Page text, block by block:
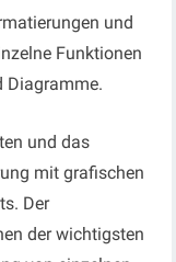
und
Funktionen
Diagramme.
und das
mit grafischen
Der
der wichtigsten